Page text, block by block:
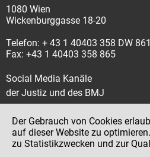
1080 Wien
Wickenburggasse 18-20
Telefon: + 43 1 40403 358 DW
Fax: +43 1 40403 358 865
Social Media Kanäle
der Justiz und des BMJ
Impressum
Der Gebrauch von Cookies
auf dieser Website zu
zu Statistikzwecken und zur